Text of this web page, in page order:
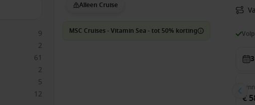
9
2
61
2
5
12
Alleen Cruise
MSC Cruises - Vitamin Sea - tot 50% korting
€